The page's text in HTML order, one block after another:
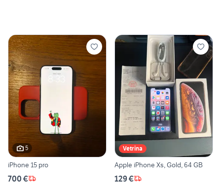
5
iPhone 15 pro
700 €
Vetrina
Apple iPhone Xs, Gold, 64 GB
129 €